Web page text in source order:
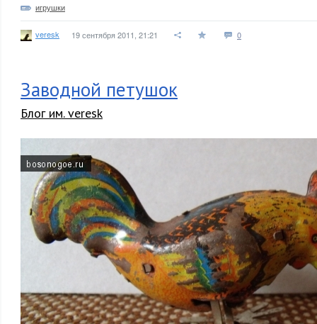
игрушки
veresk 19 сентября 2011, 21:21 0
Заводной петушок
Блог им. veresk